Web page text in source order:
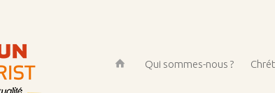
Qui sommes-nous ?